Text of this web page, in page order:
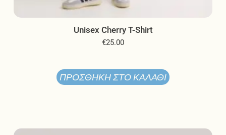
Unisex Cherry T-Shirt
€25.00
ΠΡΟΣΘΉΚΗ ΣΤΟ ΚΑΛΆΘΙ